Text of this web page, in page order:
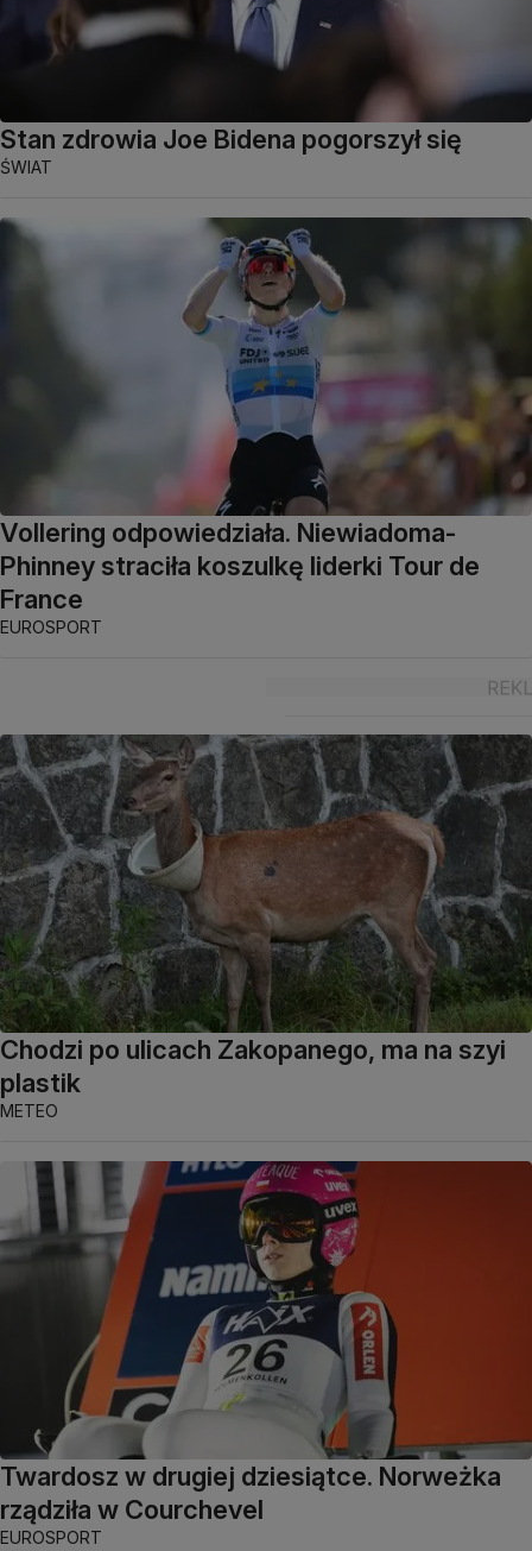
Stan zdrowia Joe Bidena pogorszył się
ŚWIAT
Vollering odpowiedziała. Niewiadoma-
Phinney straciła koszulkę liderki Tour de
France
EUROSPORT
Chodzi po ulicach Zakopanego, ma na szyi
plastik
METEO
Twardosz w drugiej dziesiątce. Norweżka
rządziła w Courchevel
EUROSPORT